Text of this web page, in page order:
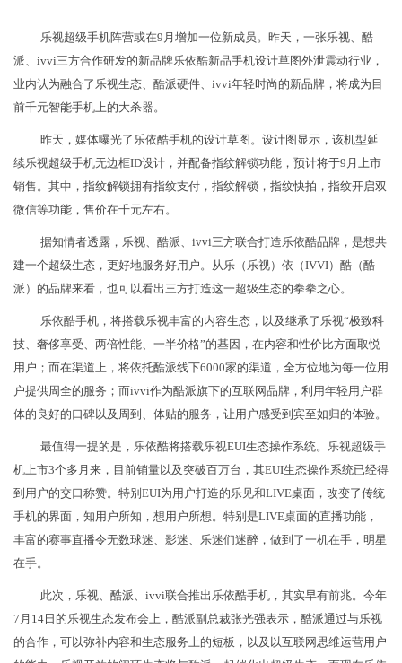
乐视超级手机阵营或在9月增加一位新成员。昨天，一张乐视、酷
派、ivvi三方合作研发的新品牌乐依酷新品手机设计草图外泄震动行业，
业内认为融合了乐视生态、酷派硬件、ivvi年轻时尚的新品牌，将成为目
前千元智能手机上的大杀器。
昨天，媒体曝光了乐依酷手机的设计草图。设计图显示，该机型延
续乐视超级手机无边框ID设计，并配备指纹解锁功能，预计将于9月上市
销售。其中，指纹解锁拥有指纹支付，指纹解锁，指纹快拍，指纹开启双
微信等功能，售价在千元左右。
据知情者透露，乐视、酷派、ivvi三方联合打造乐依酷品牌，是想共
建一个超级生态，更好地服务好用户。从乐（乐视）依（IVVI）酷（酷
派）的品牌来看，也可以看出三方打造这一超级生态的拳拳之心。
乐依酷手机，将搭载乐视丰富的内容生态，以及继承了乐视“极致科
技、奢侈享受、两倍性能、一半价格”的基因，在内容和性价比方面取悦
用户；而在渠道上，将依托酷派线下6000家的渠道，全方位地为每一位用
户提供周全的服务；而ivvi作为酷派旗下的互联网品牌，利用年轻用户群
体的良好的口碑以及周到、体贴的服务，让用户感受到宾至如归的体验。
最值得一提的是，乐依酷将搭载乐视EUI生态操作系统。乐视超级手
机上市3个多月来，目前销量以及突破百万台，其EUI生态操作系统已经得
到用户的交口称赞。特别EUI为用户打造的乐见和LIVE桌面，改变了传统
手机的界面，知用户所知，想用户所想。特别是LIVE桌面的直播功能，
丰富的赛事直播令无数球迷、影迷、乐迷们迷醉，做到了一机在手，明星
在手。
此次，乐视、酷派、ivvi联合推出乐依酷手机，其实早有前兆。今年
7月14日的乐视生态发布会上，酷派副总裁张光强表示，酷派通过与乐视
的合作，可以弥补内容和生态服务上的短板，以及以互联网思维运营用户